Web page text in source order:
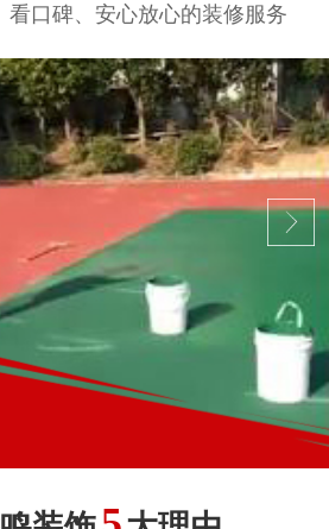
看口碑、安心放心的装修服务